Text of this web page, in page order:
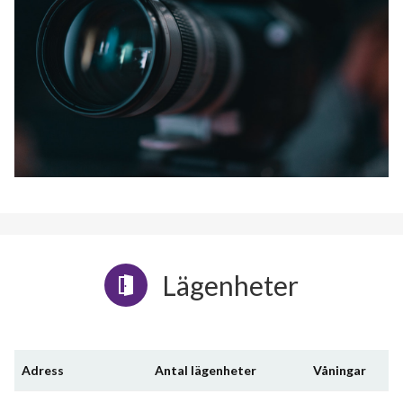
Lägenheter
Adress Antal lägenheter Våningar